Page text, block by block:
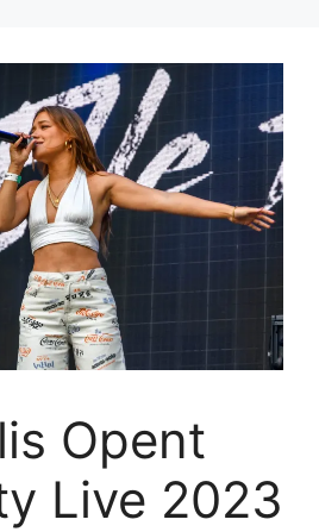
Opent
Live 2023